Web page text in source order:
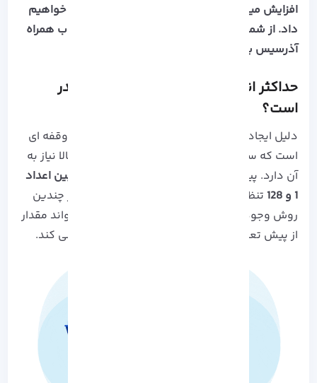
افزایش میزان آپلود در وردپرس را به شما آموزش خواهیم
داد. از شما دعوت می کنیم تا پایان این مقاله جذاب همراه
آذرسیس باشید…
حداکثر اندازه آپلود فایل در وردپرس چقدر
است؟
دلیل ایجاد محدودیت در میزان آپلود، جلوگیری از وقفه ای
است که سرور برای آپلود فایل های بزرگ با حجم بالا نیاز به
آن دارد. پیش فرض آپلود در وردپرس معمولاً
ما بین اعداد
1 و 128
تنظیم می شود که برای افزایش این مقدار چندین
روش وجود دارد، اما هیچ کدام از روش ها نمی تواند مقدار
از پیش تعیین شده سرور را به طور کامل باز نویسی کند.